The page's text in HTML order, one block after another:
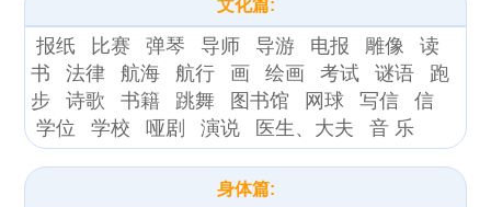
文化篇:
报纸 比赛 弹琴 导师 导游 电报 雕像
读
书
法律 航海 航行 画 绘画 考试 谜语
跑
步
诗歌 书籍 跳舞 图书馆 网球 写信
信
学位
学校 哑剧 演说 医生、大夫 音 乐
身体篇: